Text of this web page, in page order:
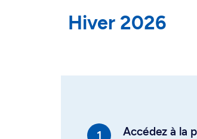
Hiver 2026
Accédez à la